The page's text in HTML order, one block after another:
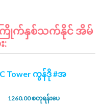
ကြိုက်နှစ်သက်နိုင် အိမ်
:
Tower ကွန်ဒို #အ
1260.00 စတုရန်းပေ